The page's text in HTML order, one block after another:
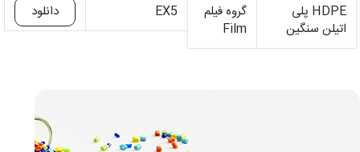
HDPE پلی
اتیلن سنگین
گروه فیلم
Film
EX5 دانلود